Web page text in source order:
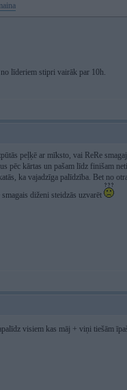
līderiem stipri vairāk par 10h.
peļķē ar mīksto, vai ReRe
pēc kārtas un pašam līdz finišam
ka vajadzīga palīdzība. Bet no
diženi steidzās uzvarēt
visiem kas māj + viņi tiešām